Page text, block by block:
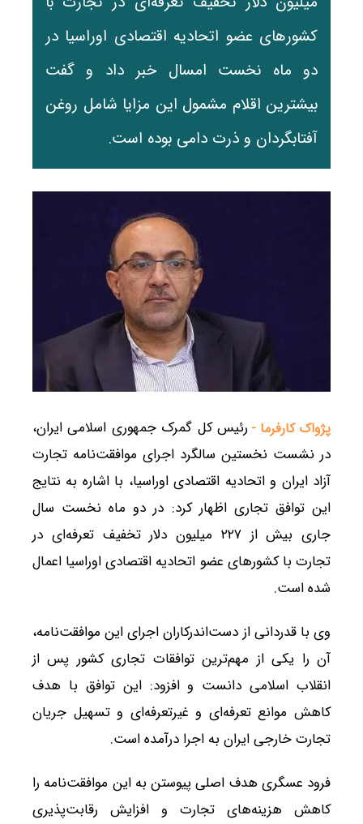
کشورهای عضو اتحادیه اقتصادی اوراسیا در
دو ماه نخست امسال خبر داد و گفت
بیشترین اقلام مشمول این مزایا شامل روغن
آفتابگردان و ذرت دامی بوده است.
پژواک کارفرما - رئیس کل گمرک جمهوری اسلامی ایران،
در نشست نخستین سالگرد اجرای موافقت‌نامه تجارت
آزاد ایران و اتحادیه اقتصادی اوراسیا، با اشاره به نتایج
این توافق تجاری اظهار کرد: در دو ماه نخست سال
جاری بیش از ۲۲۷ میلیون دلار تخفیف تعرفه‌ای در
تجارت با کشورهای عضو اتحادیه اقتصادی اوراسیا اعمال
شده است.
وی با قدردانی از دست‌اندرکاران اجرای این موافقت‌نامه،
آن را یکی از مهم‌ترین توافقات تجاری کشور پس از
انقلاب اسلامی دانست و افزود: این توافق با هدف
کاهش موانع تعرفه‌ای و غیرتعرفه‌ای و تسهیل جریان
تجارت خارجی ایران به اجرا درآمده است.
فرود عسگری هدف اصلی پیوستن به این موافقت‌نامه را
کاهش هزینه‌های تجارت و افزایش رقابت‌پذیری